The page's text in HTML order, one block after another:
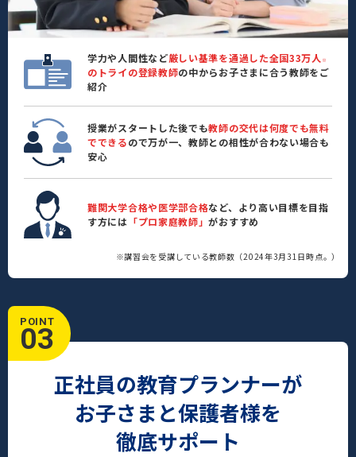
学力や人間性など厳しい基準を通過した全国33万人 ※
のトライの登録教師の中からお子さまに合う教師をご
紹介
授業がスタートした後でも教師の交代は何度でも無料
でできるので万が一、教師との相性が合わない場合も
安心
難関大学合格や医学部合格など、より高い目標を目指
す方には 「プロ家庭教師」がおすすめ
※講習会を受講している教師数（2024年3月31日時点。）
POINT
03
正社員の教育プランナーが
お子さまと保護者様を
徹底サポート